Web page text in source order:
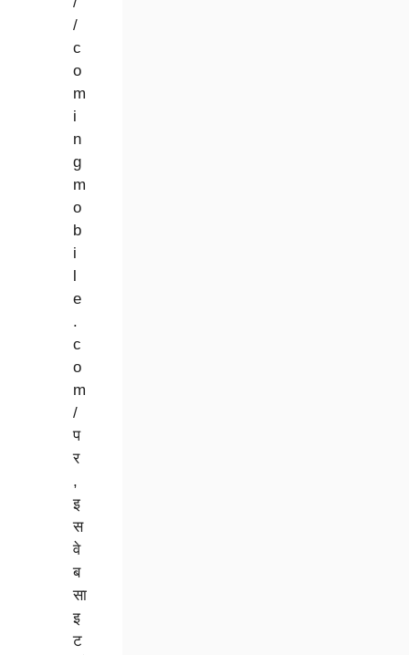
/
c
o
m
i
n
g
m
o
b
i
l
e
.
c
o
m
/
प
र
,
इ
स
वे
ब
सा
इ
ट